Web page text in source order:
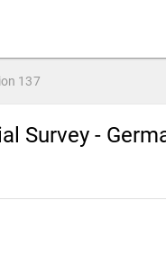
137
Survey -